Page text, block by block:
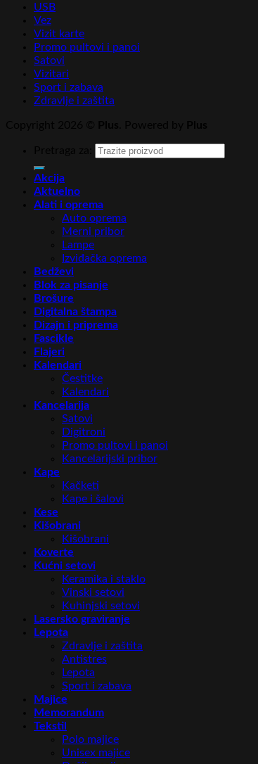
USB
Vez
Vizit karte
Promo pultovi i panoi
Satovi
Vizitari
Sport i zabava
Zdravlje i zaštita
Akcija
Aktuelno
Alati i oprema
Auto oprema
Merni pribor
Lampe
Izviđačka oprema
Bedževi
Blok za pisanje
Brošure
Digitalna štampa
Dizajn i priprema
Fascikle
Flajeri
Kalendari
Čestitke
Kalendari
Kancelarija
Satovi
Digitroni
Promo pultovi i panoi
Kancelarijski pribor
Kape
Kačketi
Kape i šalovi
Kese
Kišobrani
Kišobrani
Koverte
Kućni setovi
Keramika i staklo
Vinski setovi
Kuhinjski setovi
Lasersko graviranje
Lepota
Zdravlje i zaštita
Antistres
Lepota
Sport i zabava
Majice
Memorandum
Tekstil
Polo majice
Unisex majice